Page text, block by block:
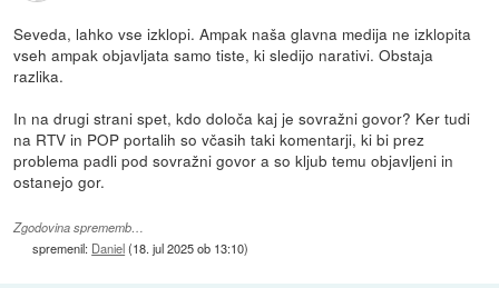
Seveda, lahko vse izklopi. Ampak naša glavna medija ne izklopita
vseh ampak objavljata samo tiste, ki sledijo narativi. Obstaja
razlika.
In na drugi strani spet, kdo določa kaj je sovražni govor? Ker tudi
na RTV in POP portalih so včasih taki komentarji, ki bi prez
problema padli pod sovražni govor a so kljub temu objavljeni in
ostanejo gor.
Zgodovina sprememb…
spremenil: Daniel(18. jul 2025 ob 13:10)